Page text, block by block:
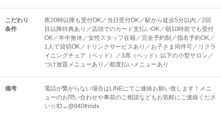
こだわり
条件
夜20時以降も受付OK／当日受付OK／駅から徒歩5分以内／2回
目以降特典あり／店頭でのカード支払いOK／朝10時前でも受付
OK／年中無休／女性スタッフ在籍／完全予約制／指名予約OK／
1人で貸切OK／ドリンクサービスあり／お子さま同伴可／リクラ
イニングチェア（ベッド）／3席（ベッド）以下の小型サロン／
つけ放題メニューあり／都度払いメニューあり
備考
電話が繋がらない場合はLINEにてご連絡お願い致します！メニ
ューのお問い合わせや事前のご相談などもお気軽にご連絡くださ
い☆ID→@940frmdx